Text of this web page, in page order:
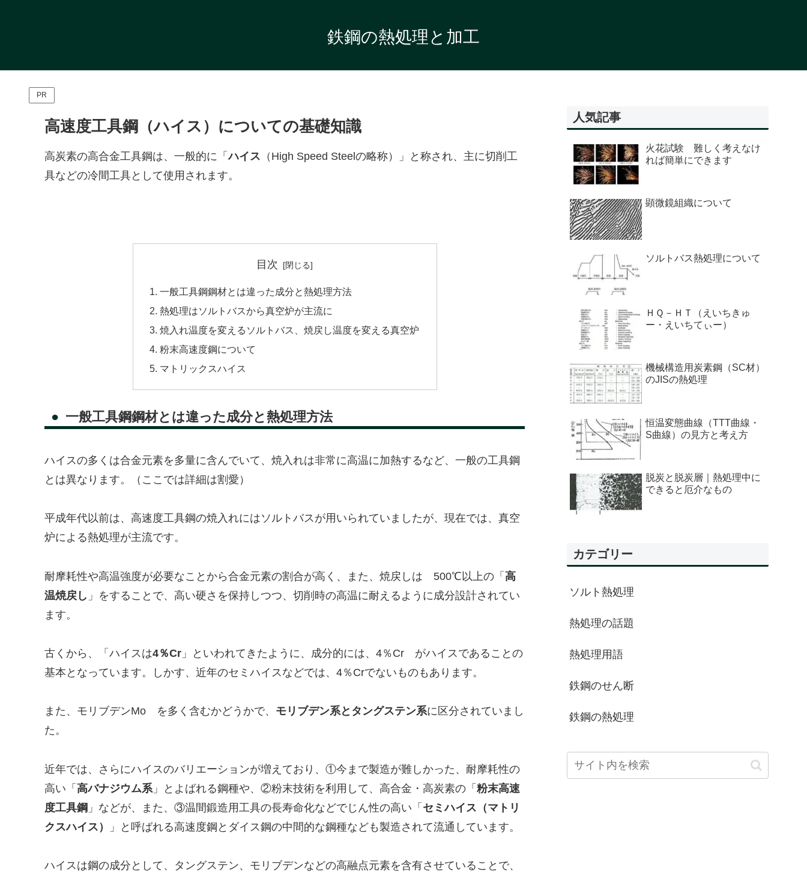
鉄鋼の熱処理と加工
PR
高速度工具鋼（ハイス）についての基礎知識
高炭素の高合金工具鋼は、一般的に「ハイス （High Speed Steelの略称）」と称され、主に切削工
具などの冷間工具として使用されます。
目次
一般工具鋼鋼材とは違った成分と熱処理方法
熱処理はソルトバスから真空炉が主流に
焼入れ温度を変えるソルトバス、焼戻し温度を変える真空炉
粉末高速度鋼について
マトリックスハイス
一般工具鋼鋼材とは違った成分と熱処理方法
ハイスの多くは合金元素を多量に含んでいて、焼入れは非常に高温に加熱するなど、一般の工具鋼
とは異なります。（ここでは詳細は割愛）
平成年代以前は、高速度工具鋼の焼入れにはソルトバスが用いられていましたが、現在では、真空
炉による熱処理が主流です。
耐摩耗性や高温強度が必要なことから合金元素の割合が高く、また、焼戻しは 500℃以上の「 高
温焼戻し 」をすることで、高い硬さを保持しつつ、切削時の高温に耐えるように成分設計されてい
ます。
古くから、「ハイスは4％Cr 」といわれてきたように、成分的には、4％Cr がハイスであることの
基本となっています。しかす、近年のセミハイスなどでは、4％Crでないものもあります。
また、モリブデンMo を多く含むかどうかで、 モリブデン系とタングステン系に区分されていまし
た。
近年では、さらにハイスのバリエーションが増えており、①今まで製造が難しかった、耐摩耗性の
高い「 高バナジウム系 」とよばれる鋼種や、②粉末技術を利用して、高合金・高炭素の「 粉末高速
度工具鋼 」などが、また、③温間鍛造用工具の長寿命化などでじん性の高い「 セミハイス（マトリ
クスハイス）
」と呼ばれる高速度鋼とダイス鋼の中間的な鋼種なども製造されて流通しています。
ハイスは鋼の成分として、タングステン、モリブデンなどの高融点元素を含有させていることで、
人気記事
火花試験 難しく考えなけ
れば簡単にできます
顕微鏡組織について
ソルトバス熱処理について
ＨＱ－ＨＴ（えいちきゅ
ー・えいちてぃー）
機械構造用炭素鋼（SC材）
のJISの熱処理
恒温変態曲線（TTT曲線・
S曲線）の見方と考え方
脱炭と脱炭層｜熱処理中に
できると厄介なもの
カテゴリー
ソルト熱処理
熱処理の話題
熱処理用語
鉄鋼のせん断
鉄鋼の熱処理